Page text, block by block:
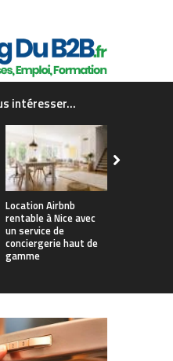
intéresser...
Location Airbnb
rentable à Nice avec
un service de
conciergerie haut de
gamme